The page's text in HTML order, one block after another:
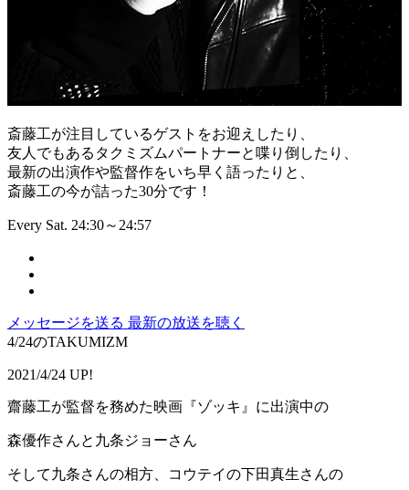
斎藤工が注目しているゲストをお迎えしたり、
友人でもあるタクミズムパートナーと喋り倒したり、
最新の出演作や監督作をいち早く語ったりと、
斎藤工の今が詰った30分です！
Every Sat. 24:30～24:57
メッセージを送る 最新の放送を聴く
4/24のTAKUMIZM
2021/4/24 UP!
齋藤工が監督を務めた映画『ゾッキ』に出演中の
森優作さんと九条ジョーさん
そして九条さんの相方、コウテイの下田真生さんの